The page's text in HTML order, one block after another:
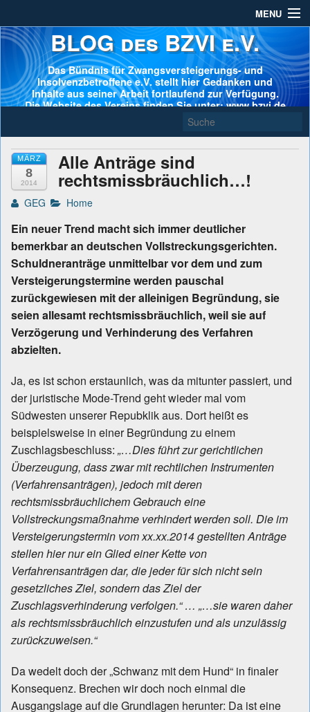
MENU
BLOG des BZVI e.V.
Das Bündnis für Zwangsversteigerungs- und
Insolvenzbetroffene e.V. stellt hier Gedanken und
Inhalte aus seiner Arbeit fortlaufend zur Verfügung.
Die Website des Vereins finden Sie unter: www.bzvi.de
MÄRZ
8
2014
Alle Anträge sind
rechtsmissbräuchlich…!
GEG Home
Ein neuer Trend macht sich immer deutlicher
bemerkbar an deutschen Vollstreckungsgerichten.
Schuldneranträge unmittelbar vor dem und zum
Versteigerungstermine werden pauschal
zurückgewiesen mit der alleinigen Begründung, sie
seien allesamt rechtsmissbräuchlich, weil sie auf
Verzögerung und Verhinderung des Verfahren
abzielten.
Ja, es ist schon erstaunlich, was da mitunter passiert, und
der juristische Mode-Trend geht wieder mal vom
Südwesten unserer Repubklik aus. Dort heißt es
beispielsweise in einer Begründung zu einem
Zuschlagsbeschluss: „…Dies führt zur gerichtlichen
Überzeugung, dass zwar mit rechtlichen Instrumenten
(Verfahrensanträgen), jedoch mit deren
rechtsmissbräuchlichem Gebrauch eine
Vollstreckungsmaßnahme verhindert werden soll. Die im
Versteigerungstermin vom xx.xx.2014 gestellten Anträge
stellen hier nur ein Glied einer Kette von
Verfahrensanträgen dar, die jeder für sich nicht sein
gesetzliches Ziel, sondern das Ziel der
Zuschlagsverhinderung verfolgen.“ … „…sie waren daher
als rechtsmissbräuchlich einzustufen und als unzulässig
zurückzuweisen.“
Da wedelt doch der „Schwanz mit dem Hund“ in finaler
Konsequenz. Brechen wir doch noch einmal die
Ausgangslage auf die Grundlagen herunter: Da ist eine